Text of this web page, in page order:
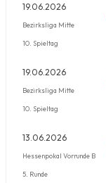
19.06.2026
Bezirksliga Mitte
10. Spieltag
19.06.2026
Bezirksliga Mitte
10. Spieltag
13.06.2026
Hessenpokal Vorrunde B
5. Runde